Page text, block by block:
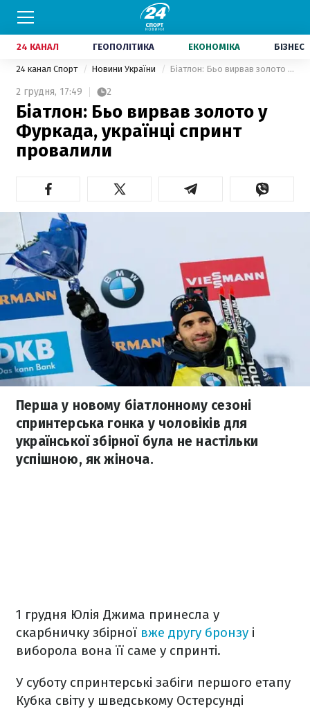
24 КАНАЛ ГЕОПОЛІТИКА ЕКОНОМІКА БІЗНЕС
24 канал Спорт Новини України Біатлон: Бьо вирвав золото у Фуркада, українці спринт провалили
2 грудня, 17:49 2
Біатлон: Бьо вирвав золото у
Фуркада, українці спринт
провалили
Перша у новому біатлонному сезоні
спринтерська гонка у чоловіків для
української збірної була не настільки
успішною, як жіноча.
1 грудня Юлія Джима принесла у
скарбничку збірної вже другу бронзу і
виборола вона її саме у спринті.
У суботу спринтерські забіги першого етапу
Кубка світу у шведському Остерсунді